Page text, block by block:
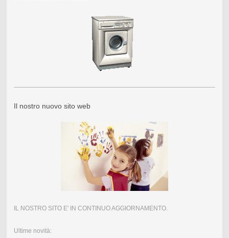
Il nostro nuovo sito web
IL NOSTRO SITO E' IN CONTINUO AGGIORNAMENTO.
Ultime novità: